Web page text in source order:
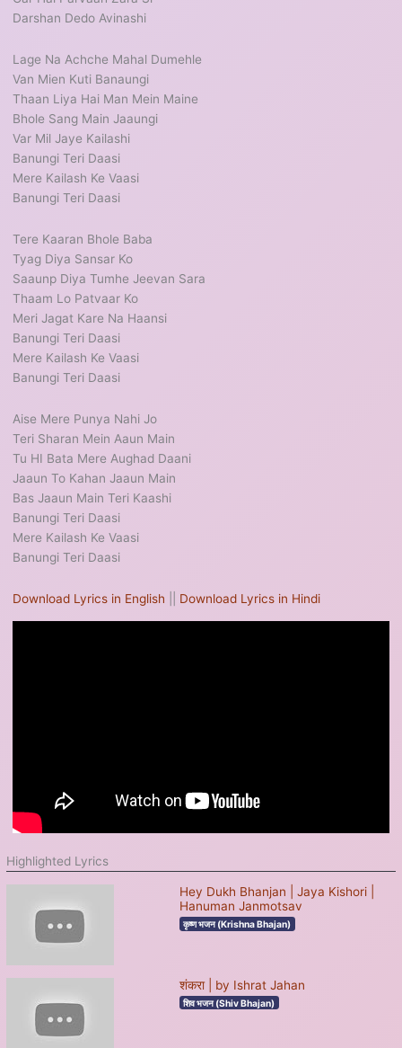
Darshan Dedo Avinashi
Lage Na Achche Mahal Dumehle
Van Mien Kuti Banaungi
Thaan Liya Hai Man Mein Maine
Bhole Sang Main Jaaungi
Var Mil Jaye Kailashi
Banungi Teri Daasi
Mere Kailash Ke Vaasi
Banungi Teri Daasi
Tere Kaaran Bhole Baba
Tyag Diya Sansar Ko
Saaunp Diya Tumhe Jeevan Sara
Thaam Lo Patvaar Ko
Meri Jagat Kare Na Haansi
Banungi Teri Daasi
Mere Kailash Ke Vaasi
Banungi Teri Daasi
Aise Mere Punya Nahi Jo
Teri Sharan Mein Aaun Main
Tu HI Bata Mere Aughad Daani
Jaaun To Kahan Jaaun Main
Bas Jaaun Main Teri Kaashi
Banungi Teri Daasi
Mere Kailash Ke Vaasi
Banungi Teri Daasi
Download Lyrics in English Download Lyrics in Hindi
Highlighted Lyrics
Hey Dukh Bhanjan | Jaya Kishori |
Hanuman Janmotsav
कृष्ण भजन (Krishna Bhajan)
शंकरा | by Ishrat Jahan
शिव भजन (Shiv Bhajan)